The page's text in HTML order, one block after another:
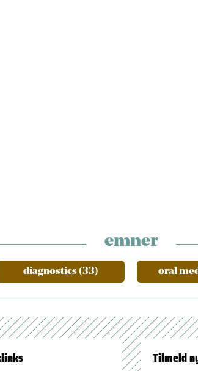
emner
diagnostics (33) oral
Tilmeld